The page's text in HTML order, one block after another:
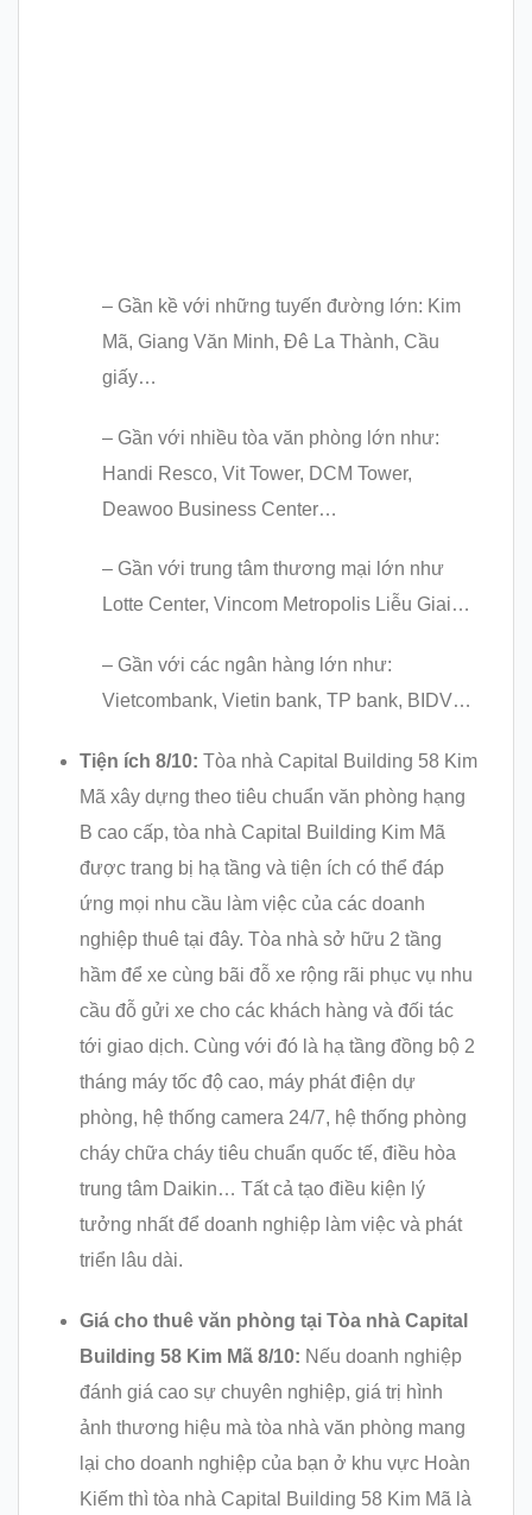
– Gần kề với những tuyến đường lớn: Kim
Mã, Giang Văn Minh, Đê La Thành, Cầu
giấy…
– Gần với nhiều tòa văn phòng lớn như:
Handi Resco, Vit Tower, DCM Tower,
Deawoo Business Center…
– Gần với trung tâm thương mại lớn như
Lotte Center, Vincom Metropolis Liễu Giai…
– Gần với các ngân hàng lớn như:
Vietcombank, Vietin bank, TP bank, BIDV…
Tiện ích 8/10: Tòa nhà Capital Building 58 Kim
Mã xây dựng theo tiêu chuẩn văn phòng hạng
B cao cấp, tòa nhà Capital Building Kim Mã
được trang bị hạ tầng và tiện ích có thể đáp
ứng mọi nhu cầu làm việc của các doanh
nghiệp thuê tại đây. Tòa nhà sở hữu 2 tầng
hầm để xe cùng bãi đỗ xe rộng rãi phục vụ nhu
cầu đỗ gửi xe cho các khách hàng và đối tác
tới giao dịch. Cùng với đó là hạ tầng đồng bộ 2
tháng máy tốc độ cao, máy phát điện dự
phòng, hệ thống camera 24/7, hệ thống phòng
cháy chữa cháy tiêu chuẩn quốc tế, điều hòa
trung tâm Daikin… Tất cả tạo điều kiện lý
tưởng nhất để doanh nghiệp làm việc và phát
triển lâu dài.
Giá cho thuê văn phòng tại Tòa nhà Capital
Building 58 Kim Mã8/10: Nếu doanh nghiệp
đánh giá cao sự chuyên nghiệp, giá trị hình
ảnh thương hiệu mà tòa nhà văn phòng mang
lại cho doanh nghiệp của bạn ở khu vực Hoàn
Kiếm thì tòa nhà Capital Building 58 Kim Mã là